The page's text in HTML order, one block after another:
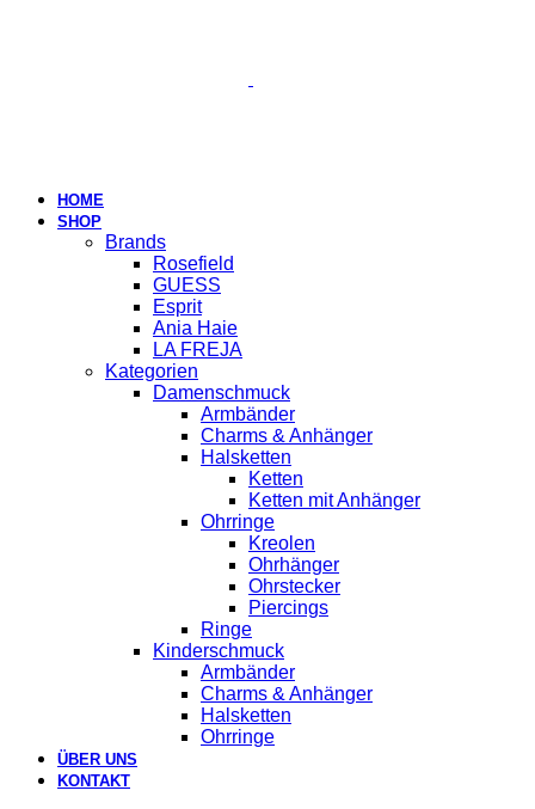
HOME
SHOP
Brands
Rosefield
GUESS
Esprit
Ania Haie
LA FREJA
Kategorien
Damenschmuck
Armbänder
Charms & Anhänger
Halsketten
Ketten
Ketten mit Anhänger
Ohrringe
Kreolen
Ohrhänger
Ohrstecker
Piercings
Ringe
Kinderschmuck
Armbänder
Charms & Anhänger
Halsketten
Ohrringe
ÜBER UNS
KONTAKT